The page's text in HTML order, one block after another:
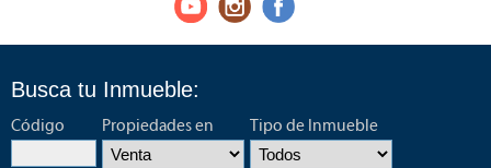
Busca tu Inmueble:
Código Propiedades en Tipo de Inmueble